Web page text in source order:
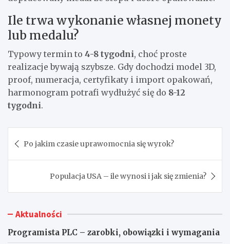
Ile trwa wykonanie własnej monety
lub medalu?
Typowy termin to 4-8 tygodni, choć proste
realizacje bywają szybsze. Gdy dochodzi model 3D,
proof, numeracja, certyfikaty i import opakowań,
harmonogram potrafi wydłużyć się do 8-12
tygodni.
wpisu
Po jakim czasie uprawomocnia się wyrok?
Populacja USA – ile wynosi i jak się zmienia?
Aktualności
Programista PLC – zarobki, obowiązki i wymagania